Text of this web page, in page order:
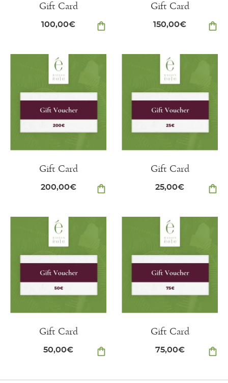
Gift Card
100,00€ shopping_bag
Gift Card
150,00€ shopping_bag
Gift Card
200,00€ shopping_bag
Gift Card
25,00€ shopping_bag
Gift Card
50,00€ shopping_bag
Gift Card
75,00€ shopping_bag